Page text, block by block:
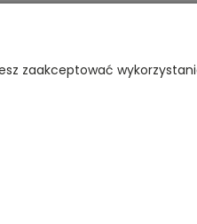
VINYL TAMKA
zaakceptować